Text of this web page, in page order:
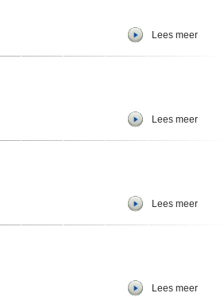
Lees meer
Lees meer
Lees meer
Lees meer